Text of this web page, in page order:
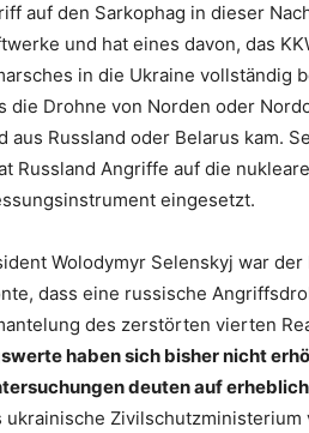
auf den Sarkophag in dieser
und hat eines davon, das
in die Ukraine vollständig
die Drohne von Norden oder
aus Russland oder Belarus kam.
Russland Angriffe auf die
eingesetzt.
Wolodymyr Selenskyj war
dass eine russische
des zerstörten vierten
haben sich bisher nicht
deuten auf
ukrainische